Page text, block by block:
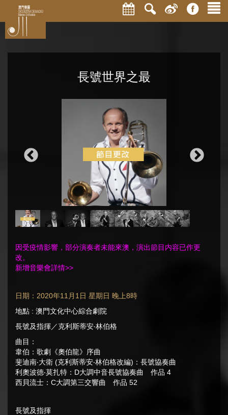
長號世界之最
因受疫情影響，部分演奏者未能來澳，演出節目内容已作更
改。
新增音樂會詳情>>
日期：2020年11月1日 星期日 晚上8時
地點 : 澳門文化中心綜合劇院
長號及指揮／克利斯蒂安‧林伯格
曲目：
韋伯：歌劇《奧伯龍》序曲
斐迪南‧大衛 (克利斯蒂安‧林伯格改編)：長號協奏曲
利奧波德‧莫扎特：D大調中音長號協奏曲 作品 4
西貝流士：C大調第三交響曲 作品 52
長號及指揮